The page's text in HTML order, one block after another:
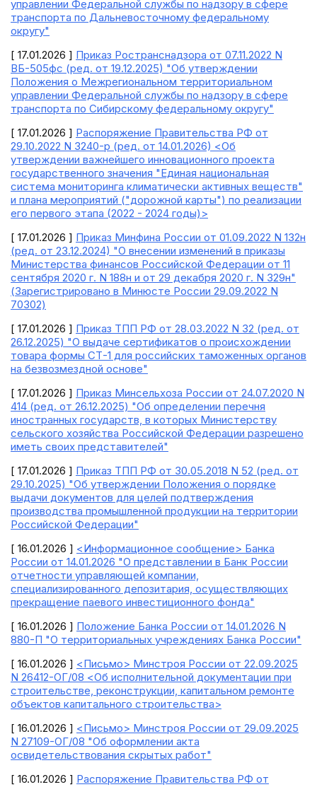
управлении Федеральной службы по надзору в сфере
транспорта по Дальневосточному федеральному
округу"
[ 17.01.2026 ] Приказ Ространснадзора от 07.11.2022 N
ВБ-505фс (ред. от 19.12.2025) "Об утверждении
Положения о Межрегиональном территориальном
управлении Федеральной службы по надзору в сфере
транспорта по Сибирскому федеральному округу"
[ 17.01.2026 ] Распоряжение Правительства РФ от
29.10.2022 N 3240-р (ред. от 14.01.2026) <Об
утверждении важнейшего инновационного проекта
государственного значения "Единая национальная
система мониторинга климатически активных веществ"
и плана мероприятий ("дорожной карты") по реализации
его первого этапа (2022 - 2024 годы)>
[ 17.01.2026 ] Приказ Минфина России от 01.09.2022 N 132н
(ред. от 23.12.2024) "О внесении изменений в приказы
Министерства финансов Российской Федерации от 11
сентября 2020 г. N 188н и от 29 декабря 2020 г. N 329н"
(Зарегистрировано в Минюсте России 29.09.2022 N
70302)
[ 17.01.2026 ] Приказ ТПП РФ от 28.03.2022 N 32 (ред. от
26.12.2025) "О выдаче сертификатов о происхождении
товара формы СТ-1 для российских таможенных органов
на безвозмездной основе"
[ 17.01.2026 ] Приказ Минсельхоза России от 24.07.2020 N
414 (ред. от 26.12.2025) "Об определении перечня
иностранных государств, в которых Министерству
сельского хозяйства Российской Федерации разрешено
иметь своих представителей"
[ 17.01.2026 ] Приказ ТПП РФ от 30.05.2018 N 52 (ред. от
29.10.2025) "Об утверждении Положения о порядке
выдачи документов для целей подтверждения
производства промышленной продукции на территории
Российской Федерации"
[ 16.01.2026 ] <Информационное сообщение> Банка
России от 14.01.2026 "О представлении в Банк России
отчетности управляющей компании,
специализированного депозитария, осуществляющих
прекращение паевого инвестиционного фонда"
[ 16.01.2026 ] Положение Банка России от 14.01.2026 N
880-П "О территориальных учреждениях Банка России"
[ 16.01.2026 ] <Письмо> Минстроя России от 22.09.2025
N 26412-ОГ/08 <Об исполнительной документации при
строительстве, реконструкции, капитальном ремонте
объектов капитального строительства>
[ 16.01.2026 ] <Письмо> Минстроя России от 29.09.2025
N 27109-ОГ/08 "Об оформлении акта
освидетельствования скрытых работ"
[ 16.01.2026 ] Распоряжение Правительства РФ от